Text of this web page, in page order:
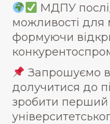
МДПУ
можливості для
формуючи
Запрошуємо
долучитися до
зробити перший